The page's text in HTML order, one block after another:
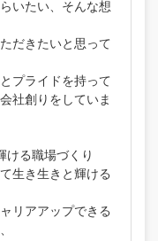
いたい、そんな想
だきたいと思って
プライドを持って
社創りをしていま
ける職場づくり
生き生きと輝ける
リアアップできる